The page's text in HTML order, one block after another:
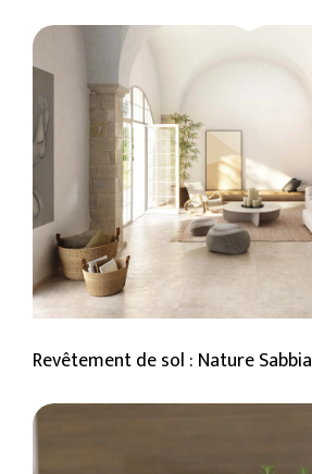
Revêtement de sol : Nature Sabbia